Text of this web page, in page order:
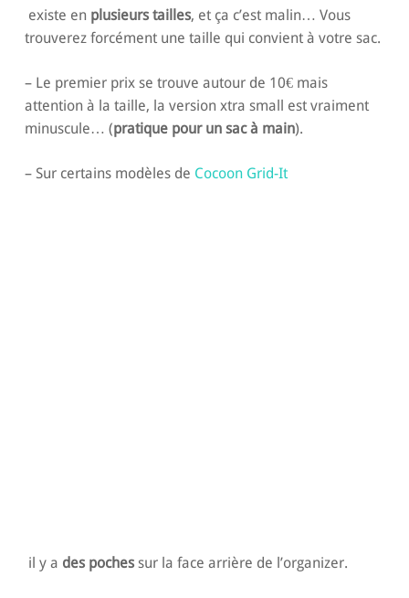
existe en plusieurs tailles, et ça c’est malin… Vous
trouverez forcément une taille qui convient à votre sac.
– Le premier prix se trouve autour de 10€ mais
attention à la taille, la version xtra small est vraiment
minuscule… (pratique pour un sac à main).
– Sur certains modèles de Cocoon Grid-It
il y a des pochessur la face arrière de l’organizer.